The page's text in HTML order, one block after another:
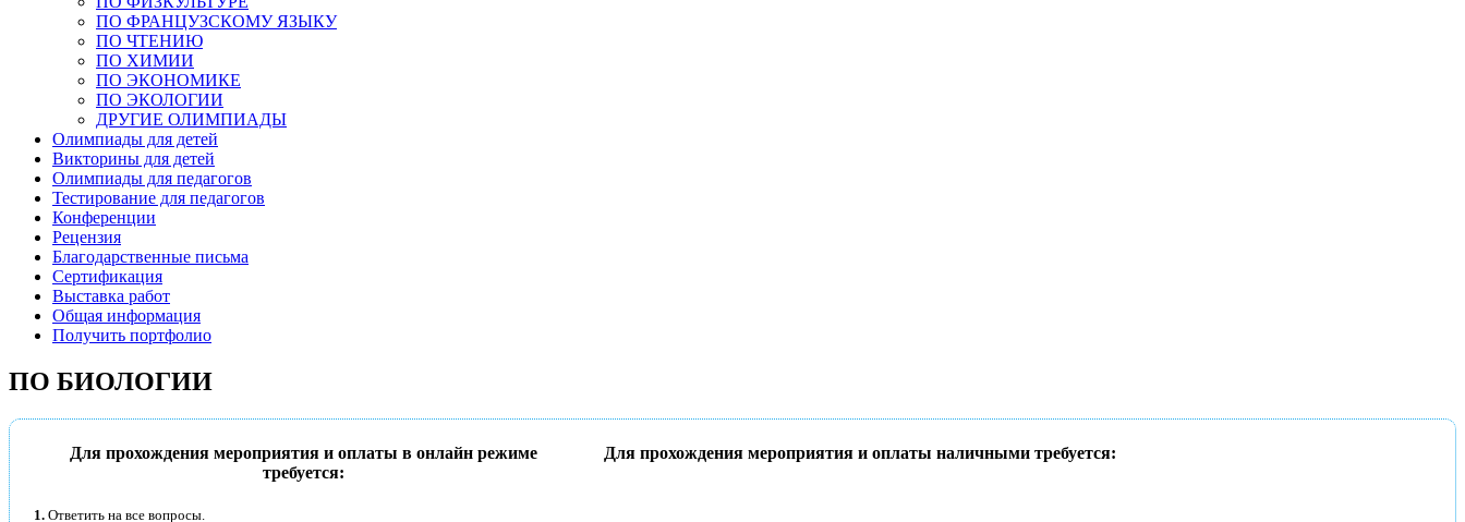
ПО ФРАНЦУЗСКОМУ ЯЗЫКУ
ПО ЧТЕНИЮ
ПО ХИМИИ
ПО ЭКОНОМИКЕ
ПО ЭКОЛОГИИ
ДРУГИЕ ОЛИМПИАДЫ
Олимпиады для детей
Викторины для детей
Олимпиады для педагогов
Тестирование для педагогов
Конференции
Рецензия
Благодарственные письма
Сертификация
Выставка работ
Общая информация
Получить портфолио
ПО БИОЛОГИИ
Для прохождения мероприятия и оплаты в онлайн режиме
требуется:
Для прохождения мероприятия и оплаты наличными требуется:
1. Ответить на все вопросы.